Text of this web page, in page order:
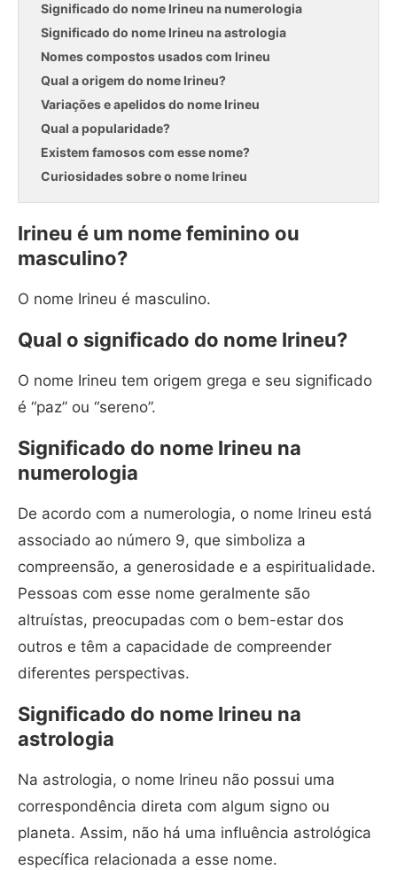
Significado do nome Irineu na numerologia
Significado do nome Irineu na astrologia
Nomes compostos usados com Irineu
Qual a origem do nome Irineu?
Variações e apelidos do nome Irineu
Qual a popularidade?
Existem famosos com esse nome?
Curiosidades sobre o nome Irineu
Irineu é um nome feminino ou
masculino?
O nome Irineu é masculino.
Qual o significado do nome Irineu?
O nome Irineu tem origem grega e seu significado
é “paz” ou “sereno”.
Significado do nome Irineu na
numerologia
De acordo com a numerologia, o nome Irineu está
associado ao número 9, que simboliza a
compreensão, a generosidade e a espiritualidade.
Pessoas com esse nome geralmente são
altruístas, preocupadas com o bem-estar dos
outros e têm a capacidade de compreender
diferentes perspectivas.
Significado do nome Irineu na
astrologia
Na astrologia, o nome Irineu não possui uma
correspondência direta com algum signo ou
planeta. Assim, não há uma influência astrológica
específica relacionada a esse nome.